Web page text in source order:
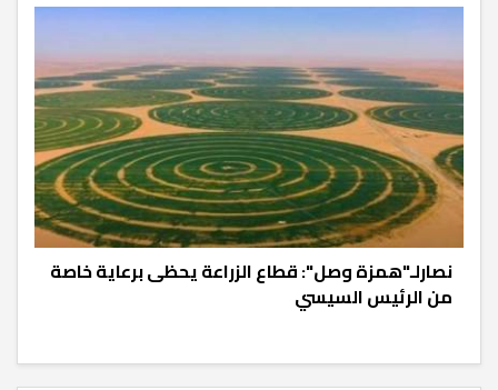
نصارلـ"همزة وصل": قطاع الزراعة يحظى برعاية خاصة
من الرئيس السيسي